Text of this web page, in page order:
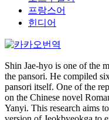
프랑스어
힌디어
Shin Jae-hyo is one of the
the pansori. He compiled
pansori itself. One of the
on the Chinese novel
Yanyi. This research aims